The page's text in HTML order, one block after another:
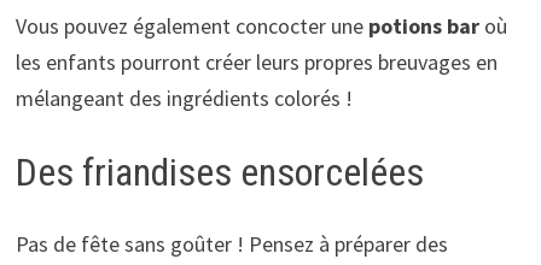
Vous pouvez également concocter une potions baroù
les enfants pourront créer leurs propres breuvages en
mélangeant des ingrédients colorés !
Des friandises ensorcelées
Pas de fête sans goûter ! Pensez à préparer des